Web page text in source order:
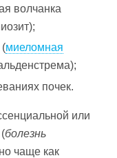
волчанка
(миеломная
почек.
или
болезнь
чаще как